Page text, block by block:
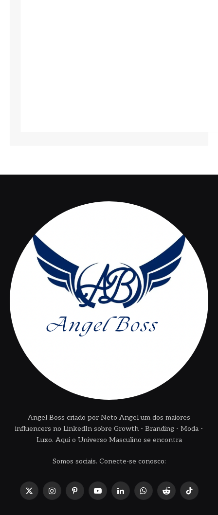
Angel Boss criado por Neto Angel um dos maiores
influencers no LinkedIn sobre Growth - Branding - Moda -
Luxo. Aqui o Universo Masculino se encontra
Somos sociais. Conecte-se conosco:
X
InstagramPinterestYouTubeLinkedInWhatsApp
Reddit TikTok